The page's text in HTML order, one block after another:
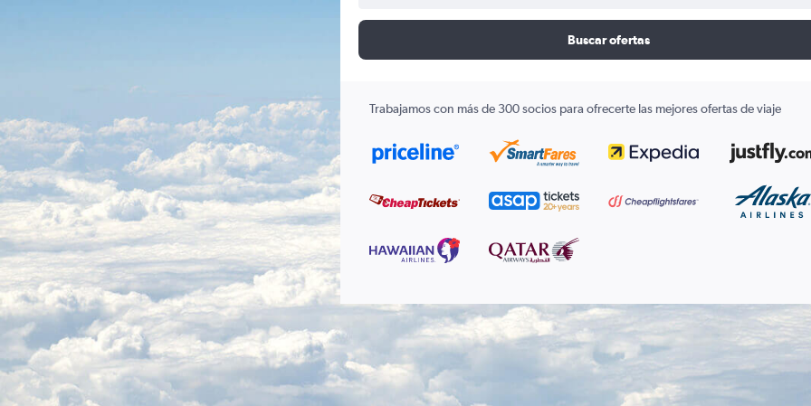
Buscar ofertas
Trabajamos con más de 300 socios para ofrecerte las mejores ofertas de viaje